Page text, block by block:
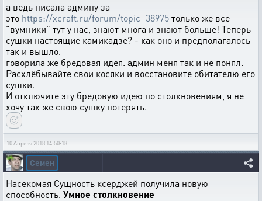
а ведь писала админу за
это https://xcraft.ru/forum/topic_38975только же все
"вумники" тут у нас, знают многа и знают больше! Теперь
сушки настоящие камикадзе? - как оно и предполагалось
так и вышло.
говорила же бредовая идея. админ меня так и не понял.
Расхлёбывайте свои косяки и восстановите обитателю его
сушки.
И отключите эту бредовую идею по столкновениям, я не
хочу так же свою сушку потерять.
10 Апреля 2018 14:50:18
Семен
Насекомая Сущность ксерджей получила новую
способность. Умное столкновение